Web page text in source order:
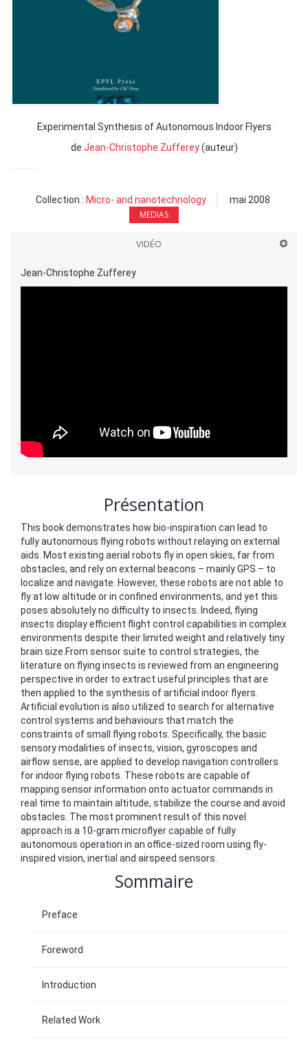
Experimental Synthesis of Autonomous Indoor Flyers
de Jean-Christophe Zufferey(auteur)
Collection : Micro- and nanotechnology mai 2008
MEDIAS
VIDÉO
Jean-Christophe Zufferey
Présentation
This book demonstrates how bio-inspiration can lead to
fully autonomous flying robots without relaying on external
aids. Most existing aerial robots fly in open skies, far from
obstacles, and rely on external beacons – mainly GPS – to
localize and navigate. However, these robots are not able to
fly at low altitude or in confined environments, and yet this
poses absolutely no difficulty to insects. Indeed, flying
insects display efficient flight control capabilities in complex
environments despite their limited weight and relatively tiny
brain size.From sensor suite to control strategies, the
literature on flying insects is reviewed from an engineering
perspective in order to extract useful principles that are
then applied to the synthesis of artificial indoor flyers.
Artificial evolution is also utilized to search for alternative
control systems and behaviours that match the
constraints of small flying robots. Specifically, the basic
sensory modalities of insects, vision, gyroscopes and
airflow sense, are applied to develop navigation controllers
for indoor flying robots. These robots are capable of
mapping sensor information onto actuator commands in
real time to maintain altitude, stabilize the course and avoid
obstacles. The most prominent result of this novel
approach is a 10-gram microflyer capable of fully
autonomous operation in an office-sized room using fly-
inspired vision, inertial and airspeed sensors.
Sommaire
Preface
Foreword
Introduction
Related Work